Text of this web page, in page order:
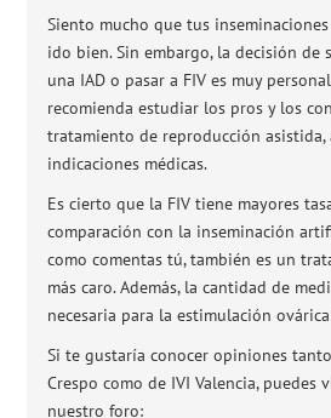
Siento mucho que tus
ido bien. Sin embargo, la decisión
una IAD o pasar a FIV es muy
recomienda estudiar los pros y los
tratamiento de reproducción asistida,
indicaciones médicas.
Es cierto que la FIV tiene mayores
comparación con la inseminación
como comentas tú, también es un
más caro. Además, la cantidad de
necesaria para la estimulación
Si te gustaría conocer opiniones
Crespo como de IVI Valencia, puedes
nuestro foro: